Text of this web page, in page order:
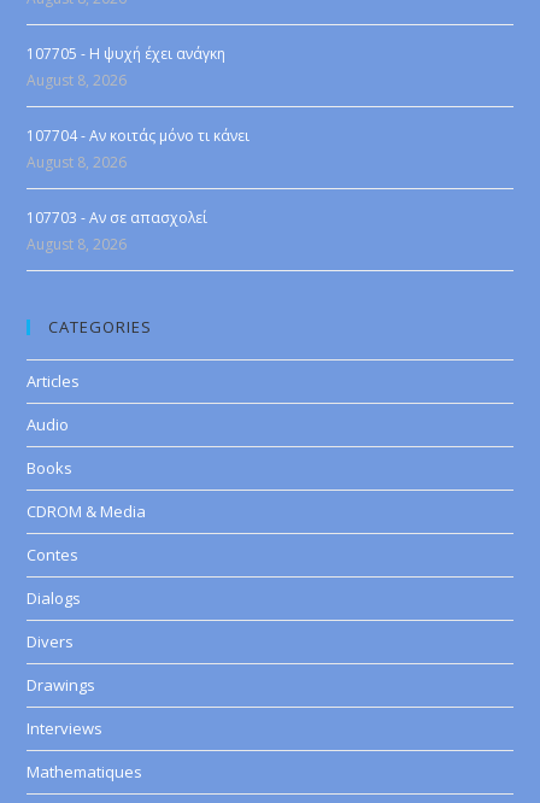
107705 - Η ψυχή έχει ανάγκη
August 8, 2026
107704 - Αν κοιτάς μόνο τι κάνει
August 8, 2026
107703 - Αν σε απασχολεί
August 8, 2026
CATEGORIES
Articles
Audio
Books
CDROM & Media
Contes
Dialogs
Divers
Drawings
Interviews
Mathematiques